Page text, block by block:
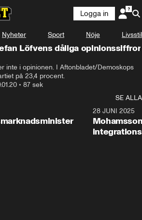
Logga in
Nyheter Sport Nöje Livsstil
Löfvens dåliga opinionssiffror
inte i opinionen. I Aftonbladet/Demoskops
på 23,4 procent.
• 87 sek
SE ALLA
28 JUNI 2025